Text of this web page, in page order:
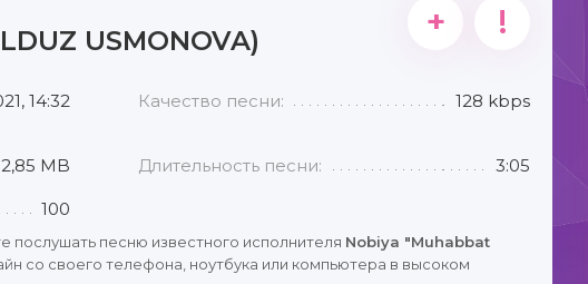
USMONOVA) + !
14:32 Качество песни: 128 kbps
2,85 MB Длительность песни: 3:05
100
песню известного исполнителя Nobiya "Muhabbat
со своего телефона, ноутбука или компьютера в высоком